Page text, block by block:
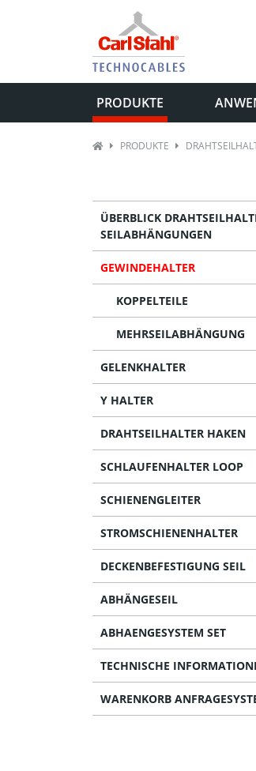
PRODUKTE
PRODUKTE
ÜBERBLICK
SEILABHÄNGUNGEN
GEWINDEHALTER
KOPPELTEILE
MEHRSEILABHÄNGUNG
GELENKHALTER
Y HALTER
DRAHTSEILHALTER HAKEN
SCHLAUFENHALTER LOOP
SCHIENENGLEITER
STROMSCHIENENHALTER
DECKENBEFESTIGUNG SEIL
ABHÄNGESEIL
ABHAENGESYSTEM SET
TECHNISCHE
WARENKORB